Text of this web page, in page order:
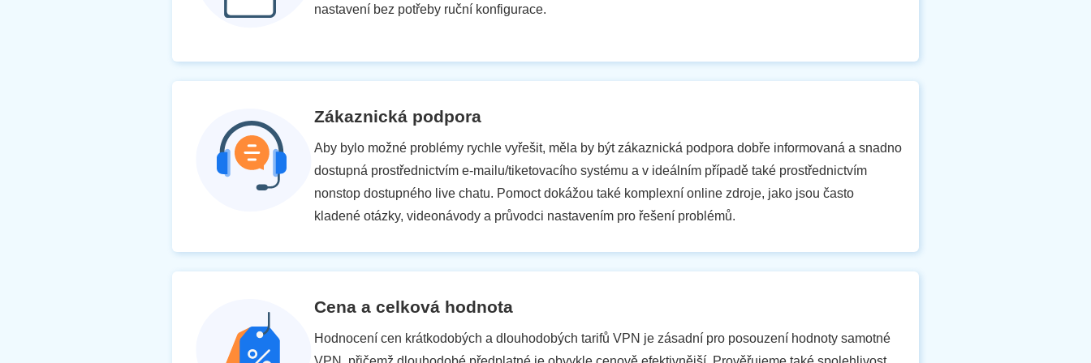
nastavení bez potřeby ruční konfigurace.
Zákaznická podpora
Aby bylo možné problémy rychle vyřešit, měla by být zákaznická podpora dobře informovaná a snadno
dostupná prostřednictvím e-mailu/tiketovacího systému a v ideálním případě také prostřednictvím
nonstop dostupného live chatu. Pomoct dokážou také komplexní online zdroje, jako jsou často
kladené otázky, videonávody a průvodci nastavením pro řešení problémů.
Cena a celková hodnota
Hodnocení cen krátkodobých a dlouhodobých tarifů VPN je zásadní pro posouzení hodnoty samotné